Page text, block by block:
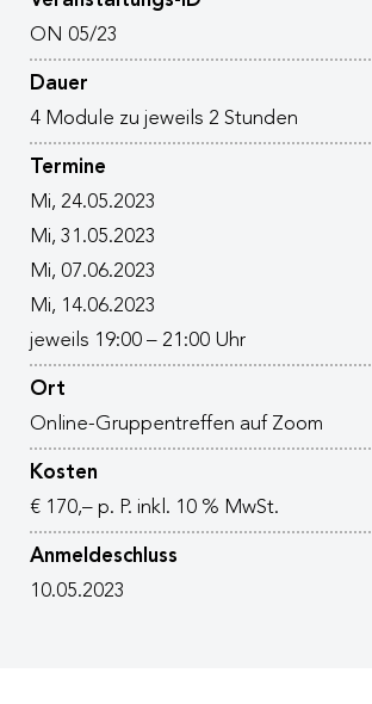
ON 05/23
Dauer
4 Module zu jeweils 2 Stunden
Termine
Mi, 24.05.2023
Mi, 31.05.2023
Mi, 07.06.2023
Mi, 14.06.2023
jeweils 19:00 – 21:00 Uhr
Ort
Online-Gruppentreffen auf Zoom
Kosten
€ 170,– p. P. inkl. 10 % MwSt.
Anmeldeschluss
10.05.2023